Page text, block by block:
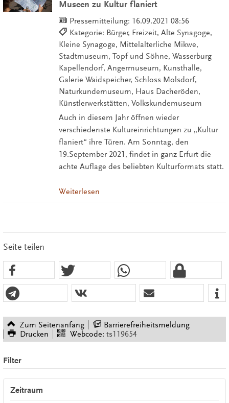
Museen zu Kultur flaniert
Pressemitteilung: 16.09.2021 08:56
Kategorie: Bürger, Freizeit, Alte Synagoge,
Kleine Synagoge, Mittelalterliche Mikwe,
Stadtmuseum, Topf und Söhne, Wasserburg
Kapellendorf, Angermuseum, Kunsthalle,
Galerie Waidspeicher, Schloss Molsdorf,
Naturkundemuseum, Haus Dacheröden,
Künstlerwerkstätten, Volkskundemuseum
Auch in diesem Jahr öffnen wieder
verschiedenste Kultureinrichtungen zu „Kultur
flaniert“ ihre Türen. Am Sonntag, den
19.September 2021, findet in ganz Erfurt die
achte Auflage des beliebten Kulturformats statt.
Weiterlesen
Seite teilen
Zum Seitenanfang
Barrierefreiheitsmeldung
Drucken
Webcode: ts119654
Filter
Zeitraum